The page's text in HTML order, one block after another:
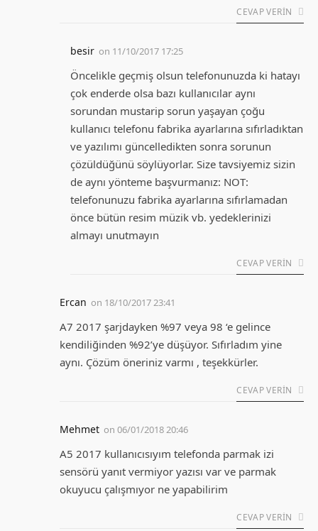
CEVAP VERIN
besir on 11/10/2017 17:25
Öncelikle geçmiş olsun telefonunuzda ki hatayı
çok enderde olsa bazı kullanıcılar aynı
sorundan mustarip sorun yaşayan çoğu
kullanıcı telefonu fabrika ayarlarına sıfırladıktan
ve yazılımı güncelledikten sonra sorunun
çözüldüğünü söylüyorlar. Size tavsiyemiz sizin
de aynı yönteme başvurmanız: NOT:
telefonunuzu fabrika ayarlarına sıfırlamadan
önce bütün resim müzik vb. yedeklerinizi
almayı unutmayın
CEVAP VERIN
Ercan on 18/10/2017 23:41
A7 2017 şarjdayken %97 veya 98 ‘e gelince
kendiliğinden %92’ye düşüyor. Sıfırladım yine
aynı. Çözüm öneriniz varmı , teşekkürler.
CEVAP VERIN
Mehmet on 06/01/2018 20:46
A5 2017 kullanıcısıyım telefonda parmak izi
sensörü yanıt vermiyor yazısı var ve parmak
okuyucu çalışmıyor ne yapabilirim
CEVAP VERIN